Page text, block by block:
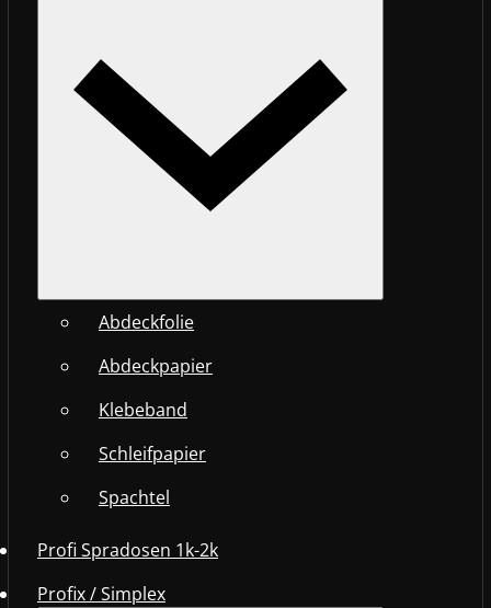
Abdeckfolie
Abdeckpapier
Klebeband
Schleifpapier
Spachtel
Profi Spradosen 1k-2k
Profix / Simplex